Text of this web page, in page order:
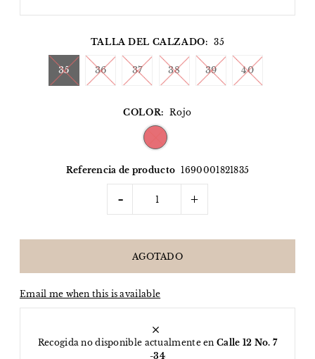
TALLA DEL CALZADO: 35
35 36 37 38 39 40
COLOR: Rojo
Referencia de producto 1690001821835
- +
Email me when this is available
Recogida no disponible actualmente enCalle 12 No. 7
-34